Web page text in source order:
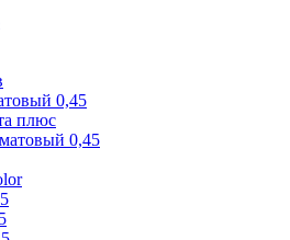
0,45
плюс
0,45